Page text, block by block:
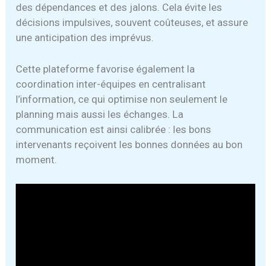
des dépendances et des jalons. Cela évite les
décisions impulsives, souvent coûteuses, et assure
une anticipation des imprévus.
Cette plateforme favorise également la
coordination inter-équipes en centralisant
l’information, ce qui optimise non seulement le
planning mais aussi les échanges. La
communication est ainsi calibrée : les bons
intervenants reçoivent les bonnes données au bon
moment.